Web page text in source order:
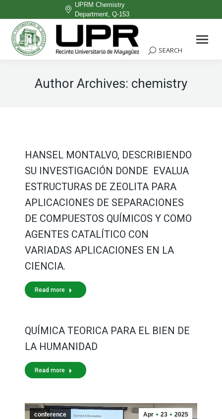
UPRM Chemistry
Department, Q-153
Facebook
page
new
Search:
SEARCH
Author Archives: chemistry
HANSEL MONTALVO, DESCRIBIENDO
SU INVESTIGACIÓN DONDE EVALUA
ESTRUCTURAS DE ZEOLITA PARA
APLICACIONES DE SEPARACIONES
DE COMPUESTOS QUÍMICOS Y COMO
AGENTES CATALÍTICO CON
VARIADAS APLICACIONES EN LA
CIENCIA.
Read more
QUÍMICA TEORICA PARA EL BIEN DE
LA HUMANIDAD
Read more
Apr 23 2025
conference